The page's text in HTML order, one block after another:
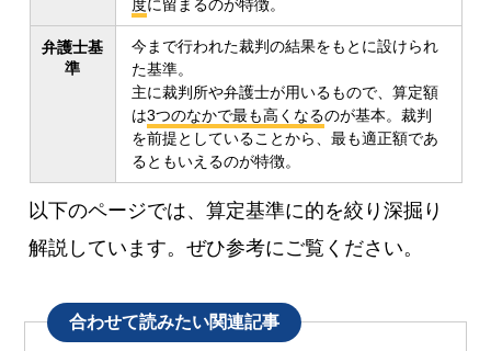
度に留まるのが特徴。
弁護士基
準
今まで行われた裁判の結果をもとに設けられ
た基準。
主に裁判所や弁護士が用いるもので、算定額
は3つのなかで最も高くなるのが基本。裁判
を前提としていることから、最も適正額であ
るともいえるのが特徴。
以下のページでは、算定基準に的を絞り深掘り
解説しています。ぜひ参考にご覧ください。
合わせて読みたい関連記事